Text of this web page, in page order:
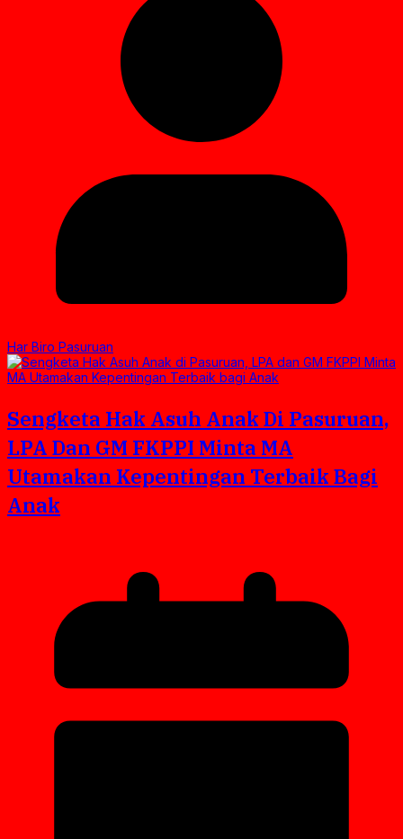
Har Biro Pasuruan
Sengketa Hak Asuh Anak Di Pasuruan,
LPA Dan GM FKPPI Minta MA
Utamakan Kepentingan Terbaik Bagi
Anak